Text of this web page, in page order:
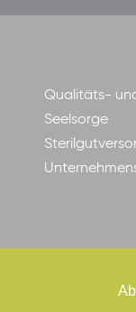
Qualitäts-
Seelsorge